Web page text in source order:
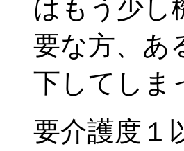
はもう少し
要な方、あ
下してしま
要介護度１